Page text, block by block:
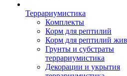
Террариумистика
Комплекты
Корм для рептилий
Корм для рептилий
Грунты и субстраты
террариумистика
Декорации и укрытия